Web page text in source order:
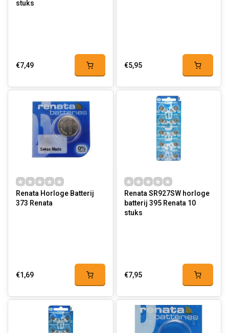
stuks
€7,49 €5,95
Renata Horloge Batterij
373 Renata
€1,69
Renata SR927SW horloge
batterij 395 Renata 10
stuks
€7,95